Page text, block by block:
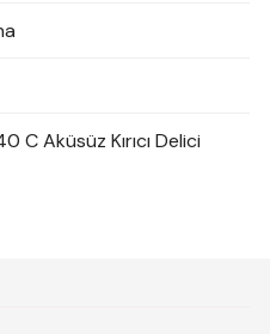
C Aküsüz Kırıcı Delici